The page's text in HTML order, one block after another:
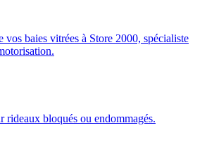
vos baies vitrées à Store 2000, spécialiste
rideaux bloqués ou endommagés.